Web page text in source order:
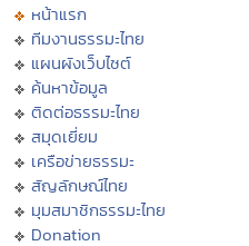
หน้าแรก
ทีมงานธรรมะไทย
แผนผังเว็บไซต์
ค้นหาข้อมูล
ติดต่อธรรมะไทย
สมุดเยี่ยม
เครือข่ายธรรมะ
สัญลักษณ์ไทย
มุมสมาชิกธรรมะไทย
Donation